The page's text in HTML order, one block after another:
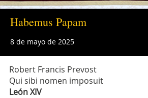
Habemus Papam
8 de mayo de 2025
Robert Francis Prevost
Qui sibi nomen imposuit
León XIV